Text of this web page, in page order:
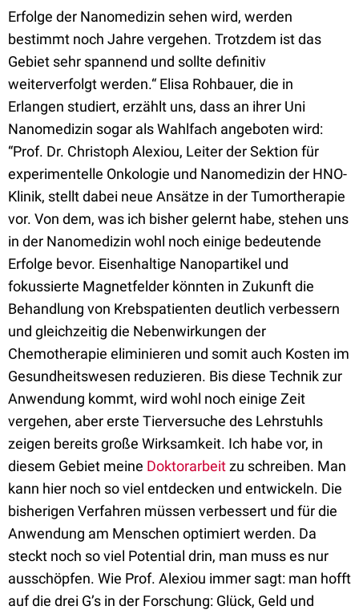
Erfolge der Nanomedizin sehen wird, werden
bestimmt noch Jahre vergehen. Trotzdem ist das
Gebiet sehr spannend und sollte definitiv
weiterverfolgt werden.“ Elisa Rohbauer, die in
Erlangen studiert, erzählt uns, dass an ihrer Uni
Nanomedizin sogar als Wahlfach angeboten wird:
“Prof. Dr. Christoph Alexiou, Leiter der Sektion für
experimentelle Onkologie und Nanomedizin der HNO-
Klinik, stellt dabei neue Ansätze in der Tumortherapie
vor. Von dem, was ich bisher gelernt habe, stehen uns
in der Nanomedizin wohl noch einige bedeutende
Erfolge bevor. Eisenhaltige Nanopartikel und
fokussierte Magnetfelder könnten in Zukunft die
Behandlung von Krebspatienten deutlich verbessern
und gleichzeitig die Nebenwirkungen der
Chemotherapie eliminieren und somit auch Kosten im
Gesundheitswesen reduzieren. Bis diese Technik zur
Anwendung kommt, wird wohl noch einige Zeit
vergehen, aber erste Tierversuche des Lehrstuhls
zeigen bereits große Wirksamkeit. Ich habe vor, in
diesem Gebiet meine Doktorarbeitzu schreiben. Man
kann hier noch so viel entdecken und entwickeln. Die
bisherigen Verfahren müssen verbessert und für die
Anwendung am Menschen optimiert werden. Da
steckt noch so viel Potential drin, man muss es nur
ausschöpfen. Wie Prof. Alexiou immer sagt: man hofft
auf die drei G’s in der Forschung: Glück, Geld und